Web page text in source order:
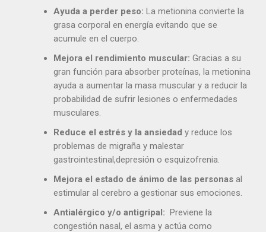
Ayuda a perder peso: La metionina convierte la
grasa corporal en energía evitando que se
acumule en el cuerpo.
Mejora el rendimiento muscular: Gracias a su
gran función para absorber proteínas, la metionina
ayuda a aumentar la masa muscular y a reducir la
probabilidad de sufrir lesiones o enfermedades
musculares.
Reduce el estrés y la ansiedad y reduce los
problemas de migraña y malestar
gastrointestinal,depresión o esquizofrenia.
Mejora el estado de ánimo de las personas al
estimular al cerebro a gestionar sus emociones.
Antialérgico y/o antigripal: Previene la
congestión nasal, el asma y actúa como